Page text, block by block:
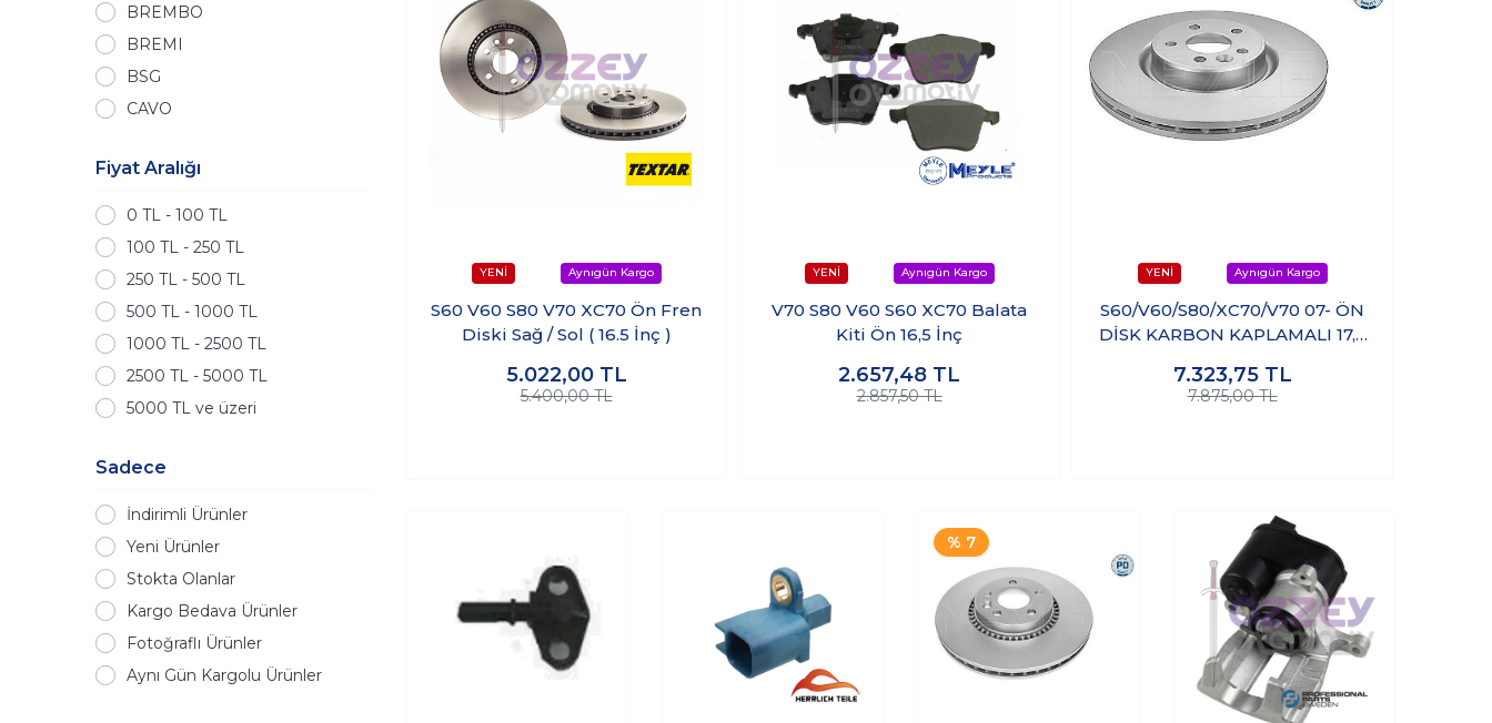
BREMBO
BREMI
BSG
CAVO
DELPHI
FEBI
FERODO
FOMOCO
FRENDİ
FROW
FTE
HERRLICH TEILE
LONGSERNG
MGA
PEUGEOT
PIERBURG
PROPARTS
REMSA
SWAPP
Fiyat Aralığı
0 TL - 100 TL
100 TL - 250 TL
250 TL - 500 TL
500 TL - 1000 TL
1000 TL - 2500 TL
2500 TL - 5000 TL
5000 TL ve üzeri
Sadece
İndirimli Ürünler
Yeni Ürünler
Stokta Olanlar
Kargo Bedava Ürünler
Fotoğraflı Ürünler
Aynı Gün Kargolu Ürünler
S60 V60 S80 V70 XC70 Ön Fren
Diski Sağ / Sol ( 16.5 İnç )
5.022,00 TL
5.400,00 TL
V70 S80 V60 S60 XC70 Balata
Kiti Ön 16,5 İnç
2.657,48 TL
2.857,50 TL
S60/V60/S80/XC70/V70 07- ÖN
DİSK KARBON KAPLAMALI 17,5
7.323,75 TL
7.875,00 TL
% 7